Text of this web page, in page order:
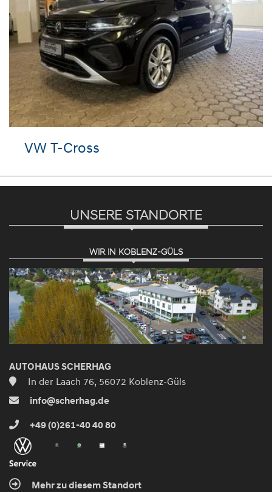
VW T-Cross
UNSERE STANDORTE
WIR IN KOBLENZ-GÜLS
AUTOHAUS SCHERHAG
In der Laach 76, 56072 Koblenz-Güls
info@scherhag.de
+49 (0)261-40 40 80
Mehr zu diesem Standort